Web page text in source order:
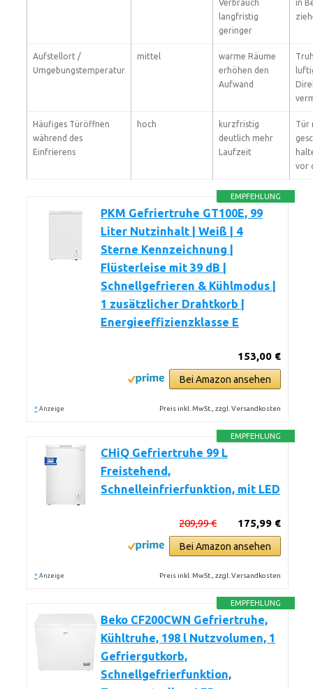
Verbrauch
langfristig
geringer
in
Aufstellort /
Umgebungstemperatur
mittel
warme Räume
erhöhen den
Aufwand
Häufiges Türöffnen
während des
Einfrierens
hoch
kurzfristig
deutlich mehr
Laufzeit
Tür
vor
EMPFEHLUNG
PKM Gefriertruhe GT100E, 99
Liter Nutzinhalt | Weiß | 4
Sterne Kennzeichnung |
Flüsterleise mit 39 dB |
Schnellgefrieren & Kühlmodus |
1 zusätzlicher Drahtkorb |
Energieeffizienzklasse E
153,00 €
Bei Amazon ansehen
* Anzeige Preis inkl. MwSt., zzgl. Versandkosten
EMPFEHLUNG
CHiQ Gefriertruhe 99 L
Freistehend,
Schnelleinfrierfunktion, mit LED
175,99 €
209,99 €
Bei Amazon ansehen
* Anzeige Preis inkl. MwSt., zzgl. Versandkosten
EMPFEHLUNG
Beko CF200CWN Gefriertruhe,
Kühltruhe, 198 l Nutzvolumen, 1
Gefriergutkorb,
Schnellgefrierfunktion,